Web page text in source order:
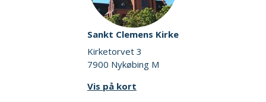
Sankt Clemens Kirke
Kirketorvet 3
7900 Nykøbing M
Vis på kort